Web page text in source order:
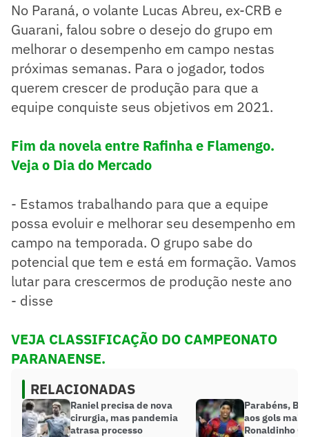
No Paraná, o volante Lucas Abreu, ex-CRB e
Guarani, falou sobre o desejo do grupo em
melhorar o desempenho em campo nestas
próximas semanas. Para o jogador, todos
querem crescer de produção para que a
equipe conquiste seus objetivos em 2021.
Fim da novela entre Rafinha e Flamengo.
Veja o Dia do Mercado
- Estamos trabalhando para que a equipe
possa evoluir e melhorar seu desempenho em
campo na temporada. O grupo sabe do
potencial que tem e está em formação. Vamos
lutar para crescermos de produção neste ano
- disse
VEJA CLASSIFICAÇÃO DO CAMPEONATO
PARANAENSE.
RELACIONADAS
Raniel precisa de nova
cirurgia, mas pandemia
atrasa processo
Parabéns,
aos gols mais
Ronaldinho